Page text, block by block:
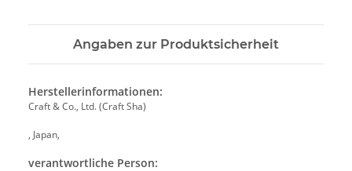
Angaben zur Produktsicherheit
Herstellerinformationen:
Craft & Co., Ltd. (Craft Sha)
, Japan,
verantwortliche Person: